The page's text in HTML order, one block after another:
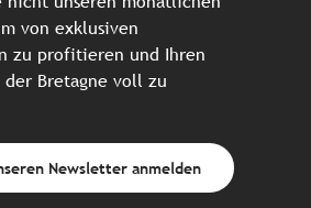
von exklusiven
zu profitieren und Ihren
Bretagne voll zu
Newsletter anmelden